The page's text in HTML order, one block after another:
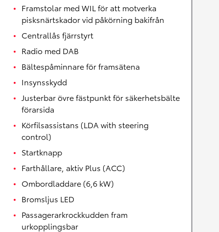
Framstolar med WIL för att motverka
pisksnärtskador vid påkörning bakifrån
Centrallås fjärrstyrt
Radio med DAB
Bältespåminnare för framsätena
Insynsskydd
Justerbar övre fästpunkt för säkerhetsbälte
förarsida
Körfilsassistans (LDA with steering
control)
Startknapp
Farthållare, aktiv Plus (ACC)
Ombordladdare (6,6 kW)
Bromsljus LED
Passagerarkrockkudden fram
urkopplingsbar